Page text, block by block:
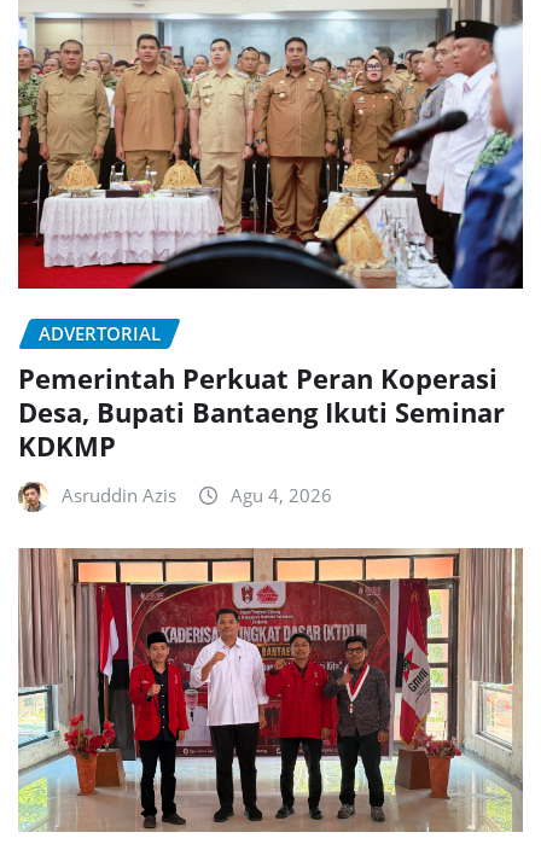
ADVERTORIAL
Pemerintah Perkuat Peran Koperasi
Desa, Bupati Bantaeng Ikuti Seminar
KDKMP
Asruddin Azis Agu 4, 2026